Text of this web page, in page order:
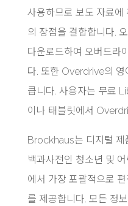
사용하므로 보도 자료에
의 장점을 결합합니다.
다운로드하여 오버드라
다. 또한 Overdrive의
큽니다. 사용자는 무료
이나 태블릿에서
Brockhaus는 디지털 제
백과사전인 청소년 및
에서 가장 포괄적으로
를 제공합니다. 모든 정